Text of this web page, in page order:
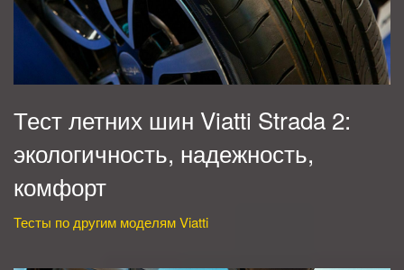
Тест летних шин Viatti Strada 2:
экологичность, надежность,
комфорт
Тесты по другим моделям Viatti